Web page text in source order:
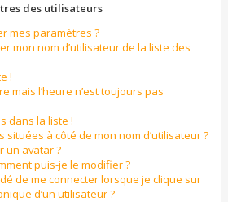
des utilisateurs
mes paramètres ?
mon nom d’utilisateur de la liste des
!
mais l’heure n’est toujours pas
dans la liste !
situées à côté de mon nom d’utilisateur ?
un avatar ?
puis-je le modifier ?
de me connecter lorsque je clique sur
d’un utilisateur ?